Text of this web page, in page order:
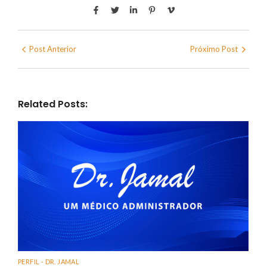
Post Anterior Próximo Post
Related Posts:
PERFIL - DR. JAMAL